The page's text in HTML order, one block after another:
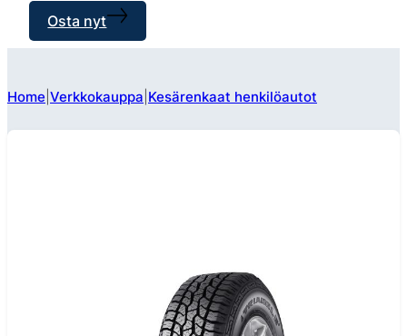
Osta nyt
Home Verkkokauppa Kesärenkaat henkilöautot